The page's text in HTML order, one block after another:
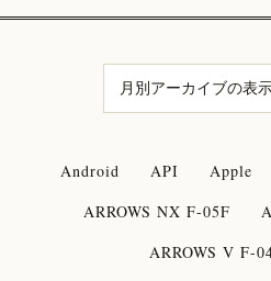
Android API Apple
ARROWS NX F-05F
ARROWS V F-